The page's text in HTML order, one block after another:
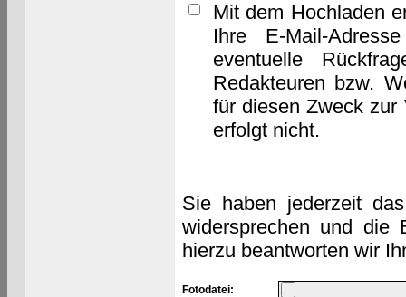
Mit dem Hochladen
Ihre E-Mail-
eventuelle
Redakteuren bzw.
für diesen Zweck zur
erfolgt nicht.
Sie haben jederzeit
widersprechen und die
hierzu beantworten wir
Fotodatei: